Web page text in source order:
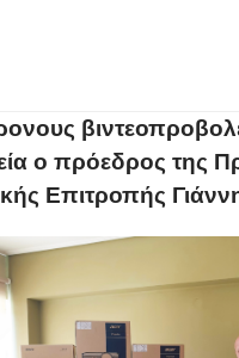
ο πρόεδρος της
Επιτροπής